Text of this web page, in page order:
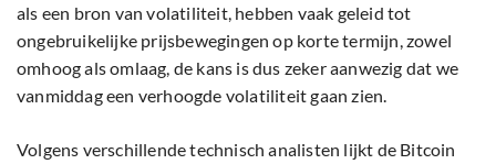
als een bron van volatiliteit, hebben vaak geleid tot
ongebruikelijke prijsbewegingen op korte termijn, zowel
omhoog als omlaag, de kans is dus zeker aanwezig dat we
vanmiddag een verhoogde volatiliteit gaan zien.
Volgens verschillende technisch analisten lijkt de Bitcoin